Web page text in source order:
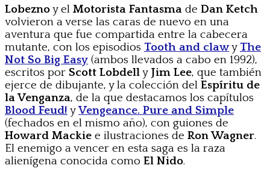
Lobeznoy el Motorista Fantasma de Dan Ketch
volvieron a verse las caras de nuevo en una
aventura que fue compartida entre la cabecera
mutante, con los episodios Tooth and clawy The
Not So Big Easy (ambos llevados a cabo en 1992),
escritos por Scott Lobdelly Jim Lee, que también
ejerce de dibujante, y la colección del Espíritu de
la Venganza, de la que destacamos los capítulos
Blood Feud! yVengeance. Pure and Simple
(fechados en el mismo año), con guiones de
Howard Mackie e ilustraciones de Ron Wagner.
El enemigo a vencer en esta saga es la raza
alienígena conocida como El Nido.